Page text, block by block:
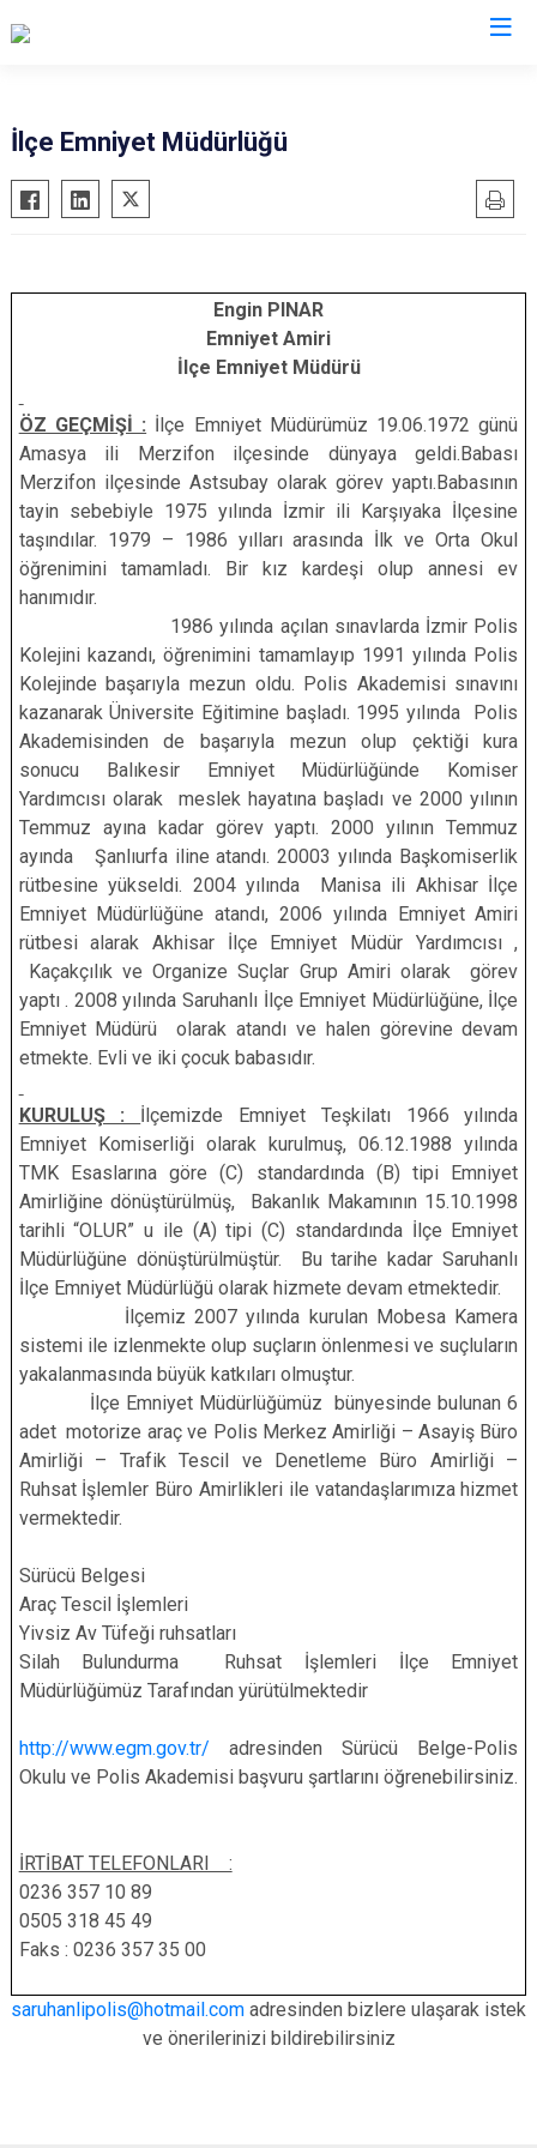
Ahmetli
Akhisar
Demirci
Kırkağaç
Köprübaşı
Kula
Selendi
Soma
Turgutlu
Şehzadeler
Yunusemre
İlçe Emniyet Müdürlüğü
Engin PINAR
Emniyet Amiri
İlçe Emniyet Müdürü
ÖZ GEÇMİŞİ : İlçe Emniyet Müdürümüz 19.06.1972 günü
Amasya ili Merzifon ilçesinde dünyaya geldi.Babası
Merzifon ilçesinde Astsubay olarak görev yaptı.Babasının
tayin sebebiyle 1975 yılında İzmir ili Karşıyaka İlçesine
taşındılar. 1979 – 1986 yılları arasında İlk ve Orta Okul
öğrenimini tamamladı. Bir kız kardeşi olup annesi ev
hanımıdır.
1986 yılında açılan sınavlarda İzmir Polis
Kolejini kazandı, öğrenimini tamamlayıp 1991 yılında Polis
Kolejinde başarıyla mezun oldu. Polis Akademisi sınavını
kazanarak Üniversite Eğitimine başladı. 1995 yılında Polis
Akademisinden de başarıyla mezun olup çektiği kura
sonucu Balıkesir Emniyet Müdürlüğünde Komiser
Yardımcısı olarak meslek hayatına başladı ve 2000 yılının
Temmuz ayına kadar görev yaptı. 2000 yılının Temmuz
ayında Şanlıurfa iline atandı. 20003 yılında Başkomiserlik
rütbesine yükseldi. 2004 yılında Manisa ili Akhisar İlçe
Emniyet Müdürlüğüne atandı, 2006 yılında Emniyet Amiri
rütbesi alarak Akhisar İlçe Emniyet Müdür Yardımcısı ,
Kaçakçılık ve Organize Suçlar Grup Amiri olarak görev
yaptı . 2008 yılında Saruhanlı İlçe Emniyet Müdürlüğüne, İlçe
Emniyet Müdürü olarak atandı ve halen görevine devam
etmekte. Evli ve iki çocuk babasıdır.
KURULUŞ : İlçemizde Emniyet Teşkilatı 1966 yılında
Emniyet Komiserliği olarak kurulmuş, 06.12.1988 yılında
TMK Esaslarına göre (C) standardında (B) tipi Emniyet
Amirliğine dönüştürülmüş, Bakanlık Makamının 15.10.1998
tarihli “OLUR” u ile (A) tipi (C) standardında İlçe Emniyet
Müdürlüğüne dönüştürülmüştür. Bu tarihe kadar Saruhanlı
İlçe Emniyet Müdürlüğü olarak hizmete devam etmektedir.
İlçemiz 2007 yılında kurulan Mobesa Kamera
sistemi ile izlenmekte olup suçların önlenmesi ve suçluların
yakalanmasında büyük katkıları olmuştur.
İlçe Emniyet Müdürlüğümüz bünyesinde bulunan 6
adet motorize araç ve Polis Merkez Amirliği – Asayiş Büro
Amirliği – Trafik Tescil ve Denetleme Büro Amirliği –
Ruhsat İşlemler Büro Amirlikleri ile vatandaşlarımıza hizmet
vermektedir.
Sürücü Belgesi
Araç Tescil İşlemleri
Yivsiz Av Tüfeği ruhsatları
Silah Bulundurma Ruhsat İşlemleri İlçe Emniyet
Müdürlüğümüz Tarafından yürütülmektedir
http://www.egm.gov.tr/ adresinden Sürücü Belge-Polis
Okulu ve Polis Akademisi başvuru şartlarını öğrenebilirsiniz.
İRTİBAT TELEFONLARI :
0236 357 10 89
0505 318 45 49
Faks : 0236 357 35 00
saruhanlipolis@hotmail.com adresinden bizlere ulaşarak istek
ve önerilerinizi bildirebilirsiniz